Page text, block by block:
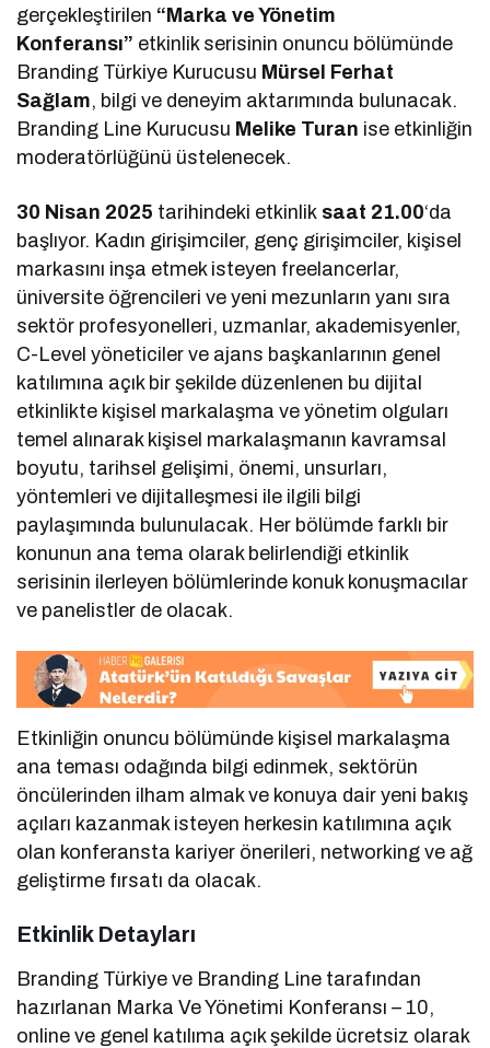
gerçekleştirilen “Marka ve Yönetim
Konferansı” etkinlik serisinin onuncu bölümünde
Branding Türkiye Kurucusu Mürsel Ferhat
Sağlam, bilgi ve deneyim aktarımında bulunacak.
Branding Line Kurucusu Melike Turan ise etkinliğin
moderatörlüğünü üstelenecek.
30 Nisan 2025 tarihindeki etkinlik saat 21.00‘da
başlıyor. Kadın girişimciler, genç girişimciler, kişisel
markasını inşa etmek isteyen freelancerlar,
üniversite öğrencileri ve yeni mezunların yanı sıra
sektör profesyonelleri, uzmanlar, akademisyenler,
C-Level yöneticiler ve ajans başkanlarının genel
katılımına açık bir şekilde düzenlenen bu dijital
etkinlikte kişisel markalaşma ve yönetim olguları
temel alınarak kişisel markalaşmanın kavramsal
boyutu, tarihsel gelişimi, önemi, unsurları,
yöntemleri ve dijitalleşmesi ile ilgili bilgi
paylaşımında bulunulacak. Her bölümde farklı bir
konunun ana tema olarak belirlendiği etkinlik
serisinin ilerleyen bölümlerinde konuk konuşmacılar
ve panelistler de olacak.
Etkinliğin onuncu bölümünde kişisel markalaşma
ana teması odağında bilgi edinmek, sektörün
öncülerinden ilham almak ve konuya dair yeni bakış
açıları kazanmak isteyen herkesin katılımına açık
olan konferansta kariyer önerileri, networking ve ağ
geliştirme fırsatı da olacak.
Etkinlik Detayları
Branding Türkiye ve Branding Line tarafından
hazırlanan Marka Ve Yönetimi Konferansı – 10,
online ve genel katılıma açık şekilde ücretsiz olarak